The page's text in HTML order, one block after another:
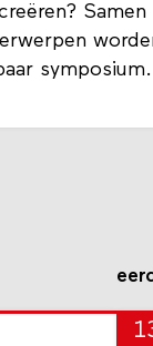
Samen
worden